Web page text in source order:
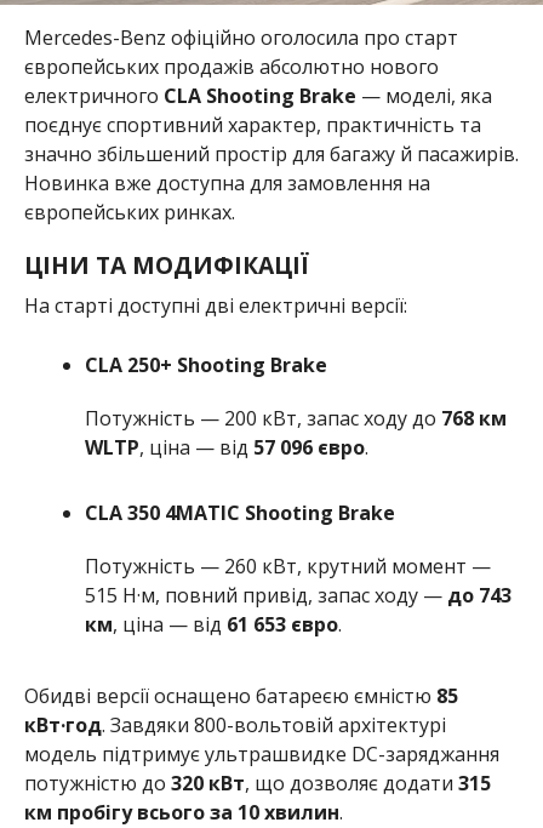
Mercedes-Benz офіційно оголосила про старт
європейських продажів абсолютно нового
електричного CLA Shooting Brake — моделі, яка
поєднує спортивний характер, практичність та
значно збільшений простір для багажу й пасажирів.
Новинка вже доступна для замовлення на
європейських ринках.
ЦІНИ ТА МОДИФІКАЦІЇ
На старті доступні дві електричні версії:
CLA 250+ Shooting Brake
Потужність — 200 кВт, запас ходу до 768 км
WLTP, ціна — від 57 096 євро.
CLA 350 4MATIC Shooting Brake
Потужність — 260 кВт, крутний момент —
515 Н·м, повний привід, запас ходу — до 743
км, ціна — від 61 653 євро.
Обидві версії оснащено батареєю ємністю 85
кВт·год. Завдяки 800-вольтовій архітектурі
модель підтримує ультрашвидке DC-заряджання
потужністю до 320 кВт, що дозволяє додати 315
км пробігу всього за 10 хвилин.